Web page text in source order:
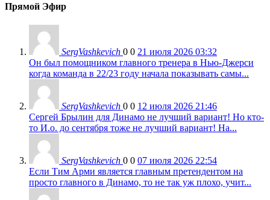
Прямой Эфир
SergVashkevich 0 0 21 июля 2026 03:32
Он был помощником главного тренера в Нью-Джерси
когда команда в 22/23 году начала показывать самы...
SergVashkevich 0 0 12 июля 2026 21:46
Сергей Брылин для Динамо не лучший вариант! Но кто-
то И.о. до сентября тоже не лучший вариант! На...
SergVashkevich 0 0 07 июля 2026 22:54
Если Тим Арми является главным претендентом на
просто главного в Динамо, то не так уж плохо, учит...